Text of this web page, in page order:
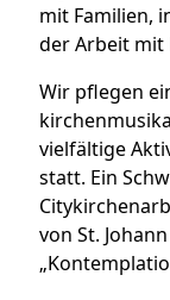
mit Familien,
der Arbeit mit
Wir pflegen
vielfältige
statt. Ein
von St.